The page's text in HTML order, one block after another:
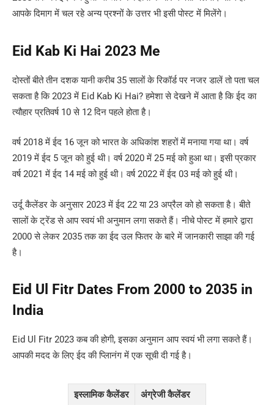
आपके दिमाग में चल रहे अन्य प्रश्नों के उत्तर भी इसी पोस्ट में मिलेंगे।
Eid Kab Ki Hai 2023 Me
दोस्तों बीते तीन दशक यानी करीब 35 सालों के रिकॉर्ड पर नजर डालें तो पता चल
सकता है कि 2023 में Eid Kab Ki Hai? हमेशा से देखने में आता है कि ईद का
त्यौहार प्रतिवर्ष 10 से 12 दिन पहले होता है।
वर्ष 2018 में ईद 16 जून को भारत के अधिकांश शहरों में मनाया गया था। वर्ष
2019 में ईद 5 जून को हुई थी। वर्ष 2020 में 25 मई को हुआ था। इसी प्रकार
वर्ष 2021 में ईद 14 मई को हुई थी। वर्ष 2022 में ईद 03 मई को हुई थी।
उर्दू कैलेंडर के अनुसार 2023 में ईद 22 या 23 अप्रैल को हो सकता है। बीते
सालों के ट्रेंड से आप स्वयं भी अनुमान लगा सकते हैं। नीचे पोस्ट में हमारे द्वारा
2000 से लेकर 2035 तक का ईद उल फितर के बारे में जानकारी साझा की गई
है।
Eid Ul Fitr Dates From 2000 to 2035 in
India
Eid Ul Fitr 2023 कब की होगी, इसका अनुमान आप स्वयं भी लगा सकते हैं।
आपकी मदद के लिए ईद की प्लािनंग में एक सूची दी गई है।
इस्लामिक कैलेंडर
अंग्रेजी कैलेंडर